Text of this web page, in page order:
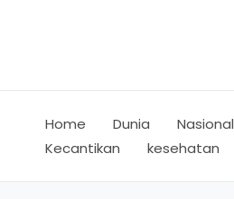
Home Dunia Nasional
Kecantikan
kesehatan